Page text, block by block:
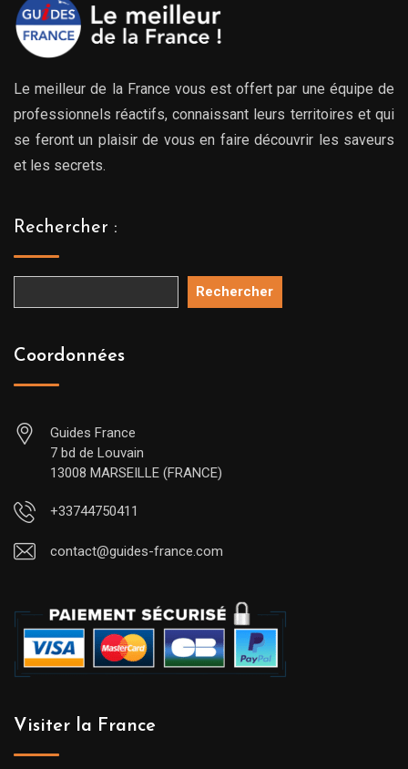
Le meilleur de la France vous est offert par une équipe de
professionnels réactifs, connaissant leurs territoires et qui
se feront un plaisir de vous en faire découvrir les saveurs
et les secrets.
Rechercher :
Rechercher
Coordonnées
Guides France
7 bd de Louvain
13008 MARSEILLE (FRANCE)
+33744750411
contact@guides-france.com
Visiter la France